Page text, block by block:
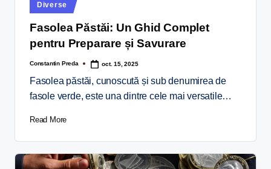
Diverse
Fasolea Păstăi: Un Ghid Complet
pentru Preparare și Savurare
Constantin Preda oct. 15, 2025
Fasolea păstăi, cunoscută și sub denumirea de
fasole verde, este una dintre cele mai versatile…
Read More